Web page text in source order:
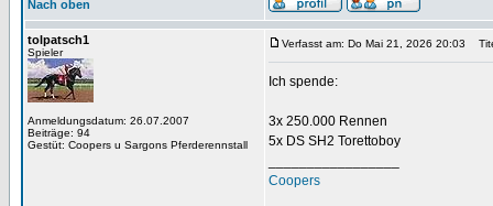
Nach oben
tolpatsch1
Spieler
Anmeldungsdatum: 26.07.2007
Beiträge: 94
Gestüt: Coopers u Sargons Pferderennstall
Verfasst am: Do Mai 21, 2026 20:03
Ich spende:
3x 250.000 Rennen
5x DS SH2 Torettoboy
Coopers